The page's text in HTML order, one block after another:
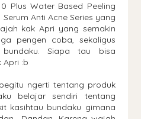
Plus Water Based Peeling
Anti Acne Series yang
kak Apri yang semakin
pengen coba, sekaligus
Siapa tau bisa
Apri :b
ngerti tentang produk
belajar sendiri tentang
kasihtau bundaku gimana